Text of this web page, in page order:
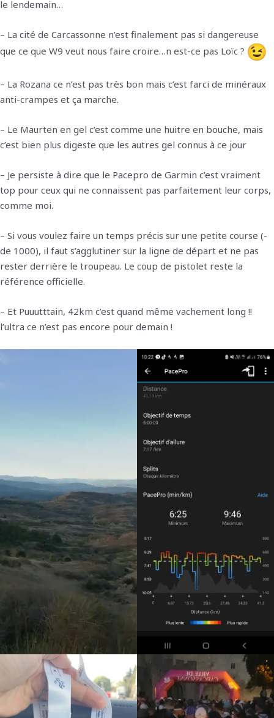
le lendemain…
– La cité de Carcassonne n’est finalement pas si dangereuse
que ce que W9 veut nous faire croire…n est-ce pas Loïc ?
– La Rozana ce n’est pas très bon mais c’est farci de minéraux
anti-crampes et ça marche.
– Le Maurten en gel c’est comme une huitre en bouche, mais
c’est bien plus digeste que les autres gel connus à ce jour
– Je persiste à dire que le Pacepro de Garmin c’est vraiment
top pour ceux qui ne connaissent pas parfaitement leur corps,
comme moi.
– Si vous voulez faire un temps précis sur une petite course (-
de 1000), il faut s’agglutiner sur la ligne de départ et ne pas
rester derrière le troupeau. Le coup de pistolet reste la
référence officielle.
– Et Puuutttain, 42km c’est quand même vachement long !!
l’ultra ce n’est pas encore pour demain !